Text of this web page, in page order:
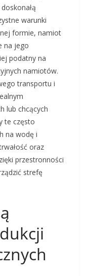
warunki
formie, namiot
na jego
podatny na
namiotów.
transportu i
lub chcących
te często
na wodę i
oraz
przestronności
strefę